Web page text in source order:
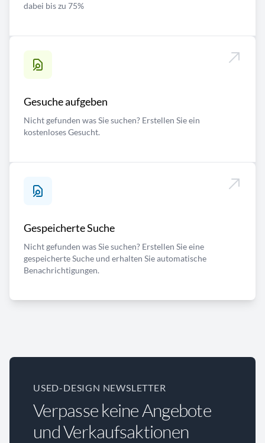
dabei bis zu 75%
Gesuche aufgeben
Nicht gefunden was Sie suchen? Erstellen Sie ein
kostenloses Gesucht.
Gespeicherte Suche
Nicht gefunden was Sie suchen? Erstellen Sie eine
gespeicherte Suche und erhalten Sie automatische
Benachrichtigungen.
USED-DESIGN NEWSLETTER
Verpasse keine Angebote
und Verkaufsaktionen